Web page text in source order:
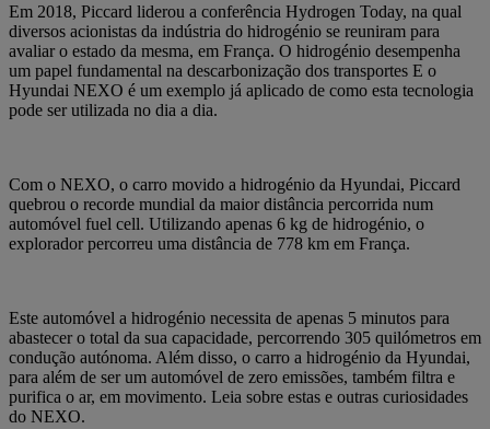
Em 2018, Piccard liderou a conferência Hydrogen Today, na qual
diversos acionistas da indústria do hidrogénio se reuniram para
avaliar o estado da mesma, em França. O hidrogénio desempenha
um papel fundamental na descarbonização dos transportes E o
Hyundai NEXO é um exemplo já aplicado de como esta tecnologia
pode ser utilizada no dia a dia.
Com o NEXO, o carro movido a hidrogénio da Hyundai, Piccard
quebrou o recorde mundial da maior distância percorrida num
automóvel fuel cell. Utilizando apenas 6 kg de hidrogénio, o
explorador percorreu uma distância de 778 km em França.
Este automóvel a hidrogénio necessita de apenas 5 minutos para
abastecer o total da sua capacidade, percorrendo 305 quilómetros em
condução autónoma. Além disso, o carro a hidrogénio da Hyundai,
para além de ser um automóvel de zero emissões, também filtra e
purifica o ar, em movimento. Leia sobre estas e outras curiosidades
do NEXO.